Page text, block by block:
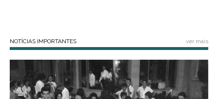
NOTÍCIAS IMPORTANTES ver mais